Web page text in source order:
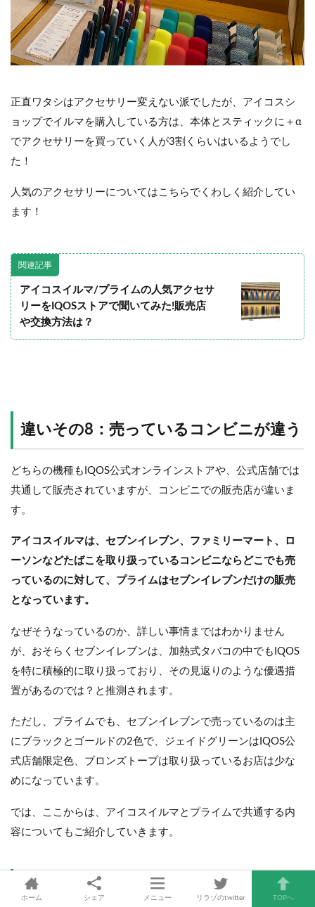
正直ワタシはアクセサリー変えない派でしたが、アイコスシ
ョップでイルマを購入している方は、本体とスティックに＋α
でアクセサリーを買っていく人が3割くらいはいるようでし
た！
人気のアクセサリーについてはこちらでくわしく紹介してい
ます！
関連記事
アイコスイルマ/プライムの人気アクセサ
リーをIQOSストアで聞いてみた!販売店
や交換方法は？
違いその8：売っているコンビニが違う
どちらの機種もIQOS公式オンラインストアや、公式店舗では
共通して販売されていますが、コンビニでの販売店が違いま
す。
アイコスイルマは、セブンイレブン、ファミリーマート、ロ
ーソンなどたばこを取り扱っているコンビニならどこでも売
っているのに対して、プライムはセブンイレブンだけの販売
となっています。
なぜそうなっているのか、詳しい事情まではわかりません
が、おそらくセブンイレブンは、加熱式タバコの中でもIQOS
を特に積極的に取り扱っており、その見返りのような優遇措
置があるのでは？と推測されます。
ただし、プライムでも、セブンイレブンで売っているのは主
にブラックとゴールドの2色で、ジェイドグリーンはIQOS公
式店舗限定色、ブロンズトープは取り扱っているお店は少な
めになっています。
では、ここからは、アイコスイルマとプライムで共通する内
容についてもご紹介していきます。
吸いごたえについては変わず、加熱温
ホーム シェア メニュー リラゾのtwitter TOPへ